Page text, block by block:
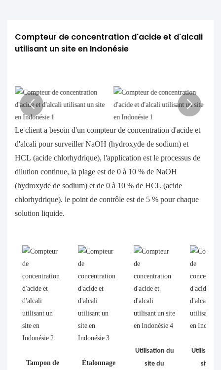
Compteur de concentration d'acide et d'alcali
utilisant un site en Indonésie
Le client a besoin d'un compteur de concentration d'acide et
d'alcali pour surveiller NaOH (hydroxyde de sodium) et
HCL (acide chlorhydrique), l'application est le processus de
dilution continue, la plage est de 0 à 10 % de NaOH
(hydroxyde de sodium) et de 0 à 10 % de HCL (acide
chlorhydrique). le point de contrôle est de 5 % pour chaque
solution liquide.
Tampon de
Étalonnage
Utilisation du
site du
site du